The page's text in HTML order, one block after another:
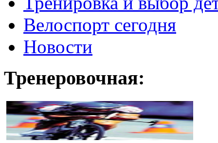
Велоспорт сегодня
Новости
Тренеровочная: